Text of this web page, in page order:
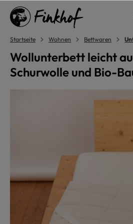
springen
Startseite Wohnen Bettwaren
Wollunterbett leicht
Schurwolle und Bio-